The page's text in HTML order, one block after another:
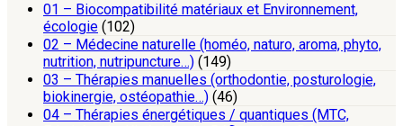
01 – Biocompatibilité matériaux et Environnement,
écologie (102)
02 – Médecine naturelle (homéo, naturo, aroma, phyto,
nutrition, nutripuncture…) (149)
03 – Thérapies manuelles (orthodontie, posturologie,
biokinergie, ostéopathie…) (46)
04 – Thérapies énergétiques / quantiques (MTC,